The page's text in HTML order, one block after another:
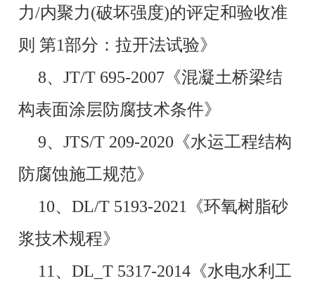
力/内聚力(破坏强度)的评定和验收准
则 第1部分：拉开法试验》
8、JT/T 695-2007《混凝土桥梁结
构表面涂层防腐技术条件》
9、JTS/T 209-2020《水运工程结构
防腐蚀施工规范》
10、DL/T 5193-2021《环氧树脂砂
浆技术规程》
11、DL_T 5317-2014《水电水利工